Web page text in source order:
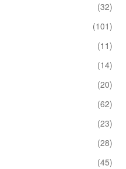
(32)
(101)
(11)
(14)
(20)
(62)
(23)
(28)
(45)